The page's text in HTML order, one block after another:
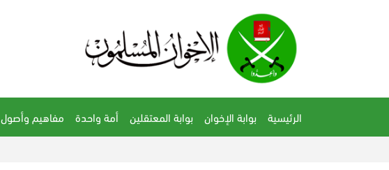
الرئيسية بوابة الإخوان بوابة المعتقلين أمة واحدة مفاهيم وأصول